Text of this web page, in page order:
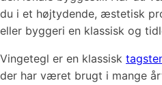
du i et højtydende, æstetisk
eller byggeri en klassisk og
Vingetegl er en klassisk
der har været brugt i mange